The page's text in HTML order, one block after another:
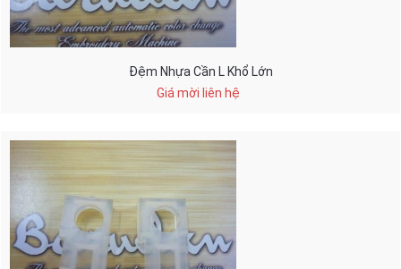
Đệm Nhựa Cần L Khổ Lớn
Giá mời liên hệ